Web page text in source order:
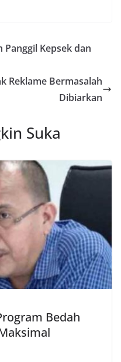
Panggil Kepsek dan
Reklame Bermasalah
Dibiarkan
Suka
Bedah